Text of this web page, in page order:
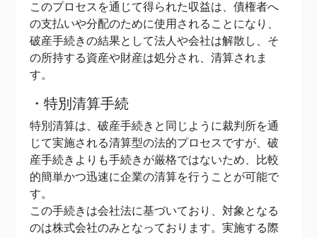
このプロセスを通じて得られた収益は、債権者へ
の支払いや分配のために使用されることになり、
破産手続きの結果として法人や会社は解散し、そ
の所持する資産や財産は処分され、清算されま
す。
・特別清算手続
特別清算は、破産手続きと同じように裁判所を通
じて実施される清算型の法的プロセスですが、破
産手続きよりも手続きが厳格ではないため、比較
的簡単かつ迅速に企業の清算を行うことが可能で
す。
この手続きは会社法に基づいており、対象となる
のは株式会社のみとなっております。実施する際